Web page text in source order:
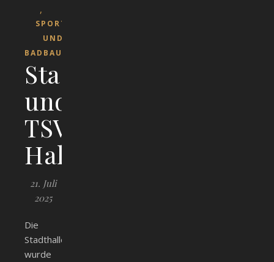
,
SPORT-
UND
BADBAUTEN
Stadt-
und
TSV-
Halle
21. Juli
2025
Die
Stadthalle
wurde